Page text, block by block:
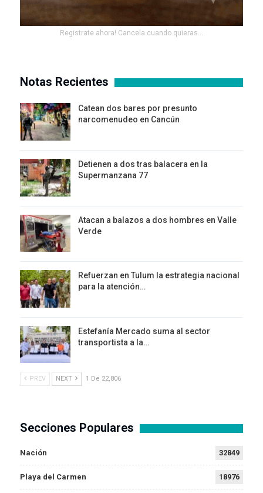
Registrate ahora! Cancela cuando quieras...
Notas Recientes
Catean dos bares por presunto
narcomenudeo en Cancún
Detienen a dos tras balacera en la
Supermanzana 77
Atacan a balazos a dos hombres en Valle
Verde
Refuerzan en Tulum la estrategia nacional
para la atención…
Estefanía Mercado suma al sector
transportista a la…
PREV NEXT 1 De 22,806
Secciones Populares
Nación 32849
Playa del Carmen 18976